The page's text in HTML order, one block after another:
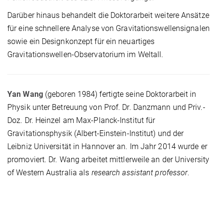
Darüber hinaus behandelt die Doktorarbeit weitere Ansätze
für eine schnellere Analyse von Gravitationswellensignalen
sowie ein Designkonzept für ein neuartiges
Gravitationswellen-Observatorium im Weltall.
Yan Wang (geboren 1984) fertigte seine Doktorarbeit in
Physik unter Betreuung von Prof. Dr. Danzmann und Priv.-
Doz. Dr. Heinzel am Max-Planck-Institut für
Gravitationsphysik (Albert-Einstein-Institut) und der
Leibniz Universität in Hannover an. Im Jahr 2014 wurde er
promoviert. Dr. Wang arbeitet mittlerweile an der University
of Western Australia als research assistant professor.